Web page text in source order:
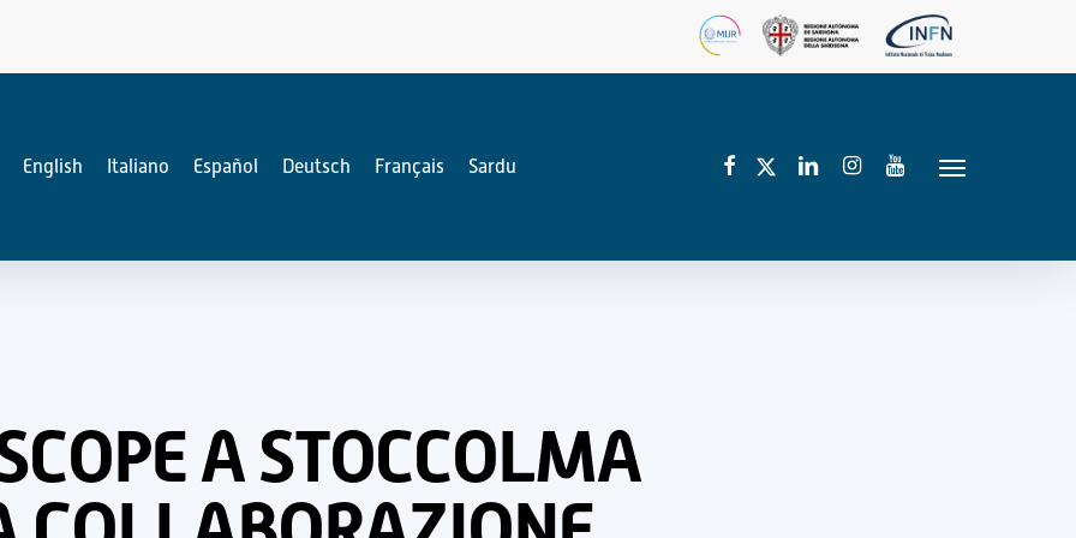
English
Italiano Español Deutsch Français Sardu facebooktwitterlinkedininstagramyoutubeMenu
A STOCCOLMA